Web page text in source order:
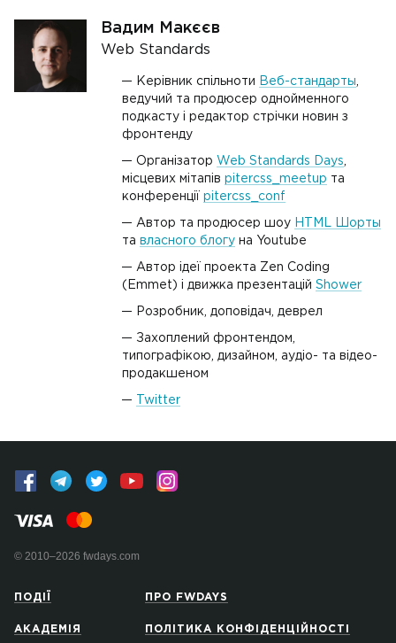
Вадим Макєєв
Web Standards
Керівник спільноти Веб-стандарты
ведучий та продюсер однойменного
подкасту і редактор стрічки новин з
фронтенду
Організатор Web Standards Days
місцевих мітапів pitercss_meetup та
конференції pitercss_conf
Автор та продюсер шоу HTML Шорты
та власного блогу на Youtube
Автор ідеї проекта Zen Coding
(Emmet) і движка презентацій Shower
Розробник, доповідач, деврел
Захоплений фронтендом,
типографікою, дизайном, аудіо- та відео-
продакшеном
Twitter
© 2010–2026 fwdays.com
ПОДІЇ
АКАДЕМІЯ
ПРО FWDAYS
ПОЛІТИКА КОНФІДЕНЦІЙНОСТІ